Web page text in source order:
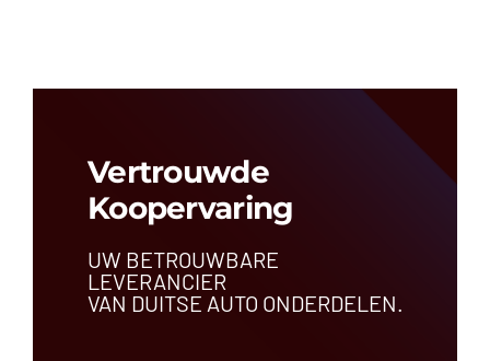
Vertrouwde
Koopervaring
UW BETROUWBARE
LEVERANCIER
VAN DUITSE AUTO ONDERDELEN.